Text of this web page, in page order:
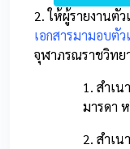
2. ให้ผู้รายงานตั
เอกสารมามอบตั
จุฬาภรณราชวิทย
1. สำเ
มารดา
2. สำเน